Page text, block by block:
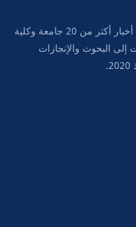
بوابة الأخبار الأكاديمية العراقية — نغطي أخبار أكثر من 20 جامعة وكلية
إلى البحوث والإنجازات